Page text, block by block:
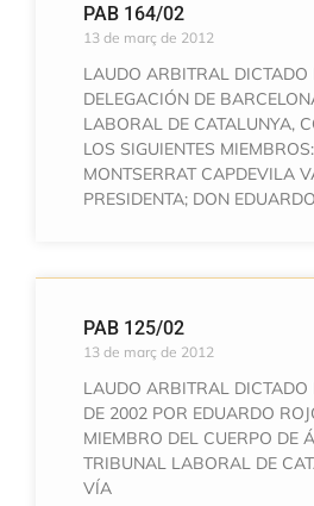
PAB 164/02
13 de març de 2012
LAUDO ARBITRAL DICTADO
DELEGACIÓN DE
LABORAL DE CATALUNYA,
LOS SIGUIENTES
MONTSERRAT CAPDEVILA
PRESIDENTA; DON EDUARDO
PAB 125/02
13 de març de 2012
LAUDO ARBITRAL
DE 2002 POR EDUARDO
MIEMBRO DEL CUERPO DE
TRIBUNAL LABORAL DE
VÍA